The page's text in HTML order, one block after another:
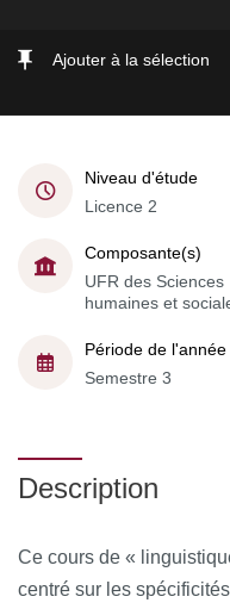
Ajouter à la sélection
Niveau d'étude
Licence 2
Composante(s)
UFR des Sciences
humaines et
Période de l'année
Semestre 3
Description
Ce cours de «
centré sur les